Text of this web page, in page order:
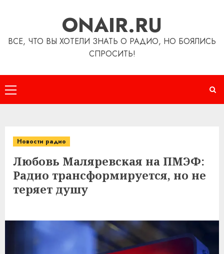
ONAIR.RU
ВСЕ, ЧТО ВЫ ХОТЕЛИ ЗНАТЬ О РАДИО, НО БОЯЛИСЬ
СПРОСИТЬ!
Основное
меню
Новости радио
Любовь Маляревская на ПМЭФ:
Радио трансформируется, но не
теряет душу